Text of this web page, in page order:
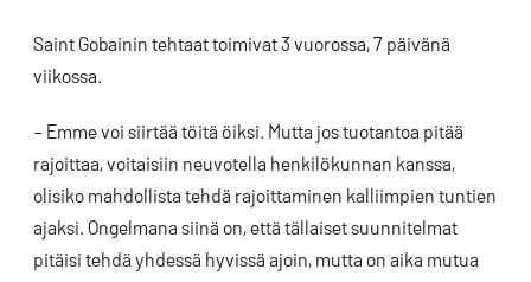
Saint Gobainin tehtaat toimivat 3 vuorossa, 7 päivänä
viikossa.
– Emme voi siirtää töitä öiksi. Mutta jos tuotantoa pitää
rajoittaa, voitaisiin neuvotella henkilökunnan kanssa,
olisiko mahdollista tehdä rajoittaminen kalliimpien tuntien
ajaksi. Ongelmana siinä on, että tällaiset suunnitelmat
pitäisi tehdä yhdessä hyvissä ajoin, mutta on aika mutua